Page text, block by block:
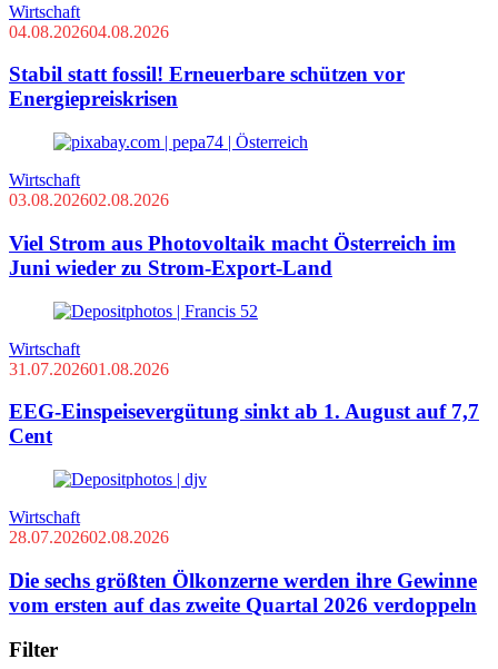
Wirtschaft
04.08.202604.08.2026
Stabil statt fossil! Erneuerbare schützen vor
Energiepreiskrisen
Wirtschaft
03.08.202602.08.2026
Viel Strom aus Photovoltaik macht Österreich im
Juni wieder zu Strom-Export-Land
Wirtschaft
31.07.202601.08.2026
EEG-Einspeisevergütung sinkt ab 1. August auf 7,7
Cent
Wirtschaft
28.07.202602.08.2026
Die sechs größten Ölkonzerne werden ihre Gewinne
vom ersten auf das zweite Quartal 2026 verdoppeln
Filter